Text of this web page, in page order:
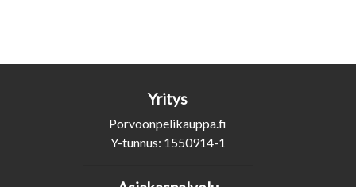
Yritys
Porvoonpelikauppa.fi
Y-tunnus: 1550914-1